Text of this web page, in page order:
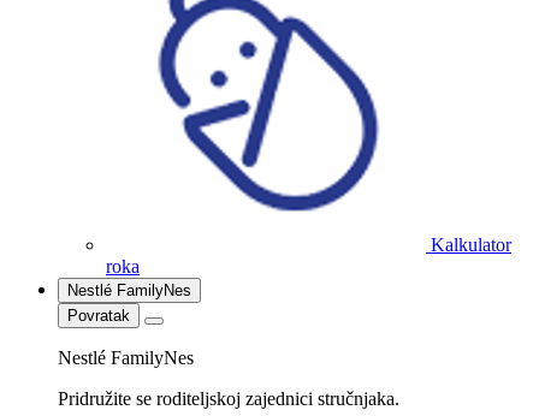
Kalkulator
roka
Nestlé FamilyNes
Povratak
Nestlé FamilyNes
Pridružite se roditeljskoj zajednici stručnjaka.